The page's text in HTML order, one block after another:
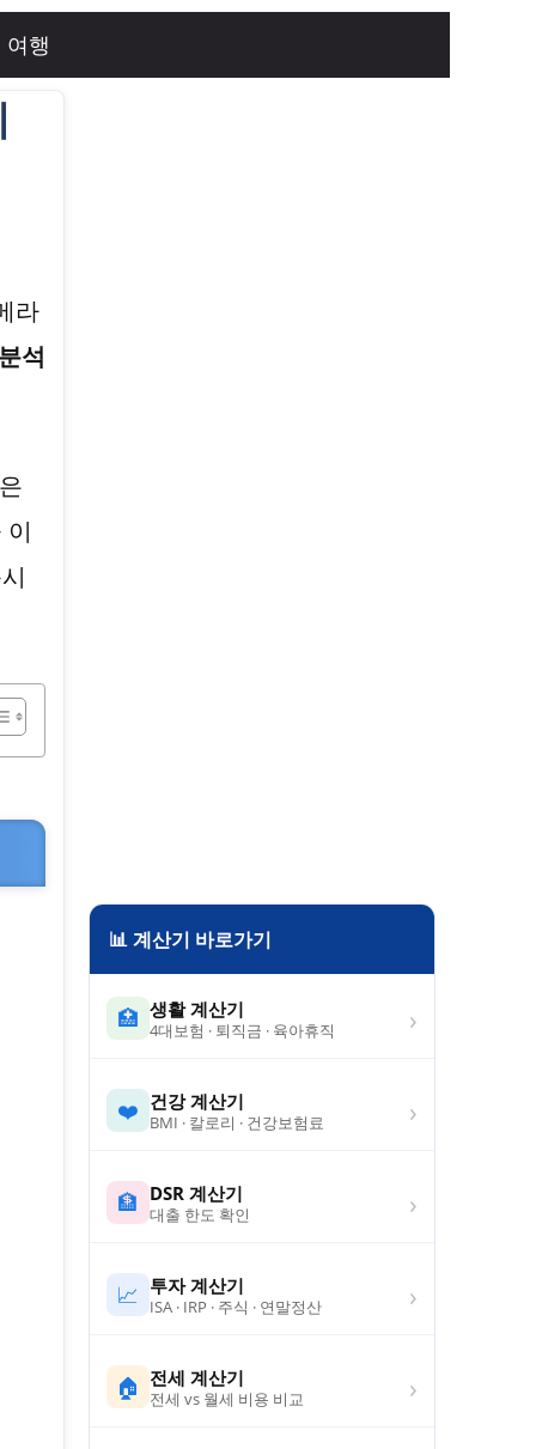
여행
라
석
은
📊 계산기 바로가기
🏥 생활 계산기
4대보험 · 퇴직금 · 육아휴직 ›
❤️ 건강 계산기
BMI · 칼로리 · 건강보험료 ›
🏦 DSR 계산기
대출 한도 확인 ›
📈 투자 계산기
ISA · IRP · 주식 · 연말정산 ›
🏠 전세 계산기
전세 vs 월세 비용 비교 ›